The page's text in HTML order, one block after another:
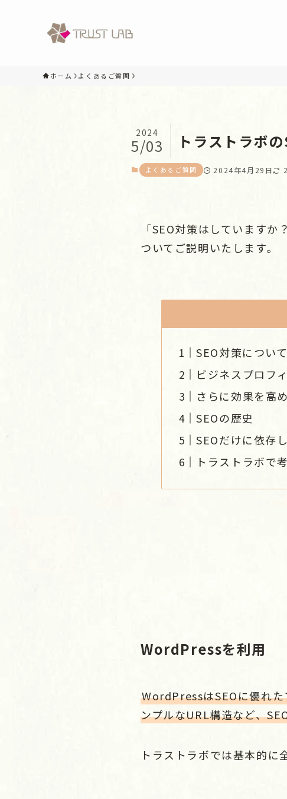
ホーム よくあるご質問
トラストラボ
2024
5/03
よくあるご質問 2024年4月29日
「SEO対策はしています
ついてご説明いたします。
SEO対策について
ビジネスプロフ
さらに効果を高
SEOの歴史
SEOだけに依存
トラストラボで
WordPressを利用
WordPressはSEOに優れ
ンプルなURL構造など、
トラストラボでは基本的に